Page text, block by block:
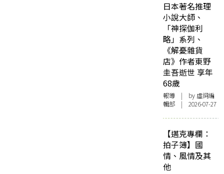
日本著名推理
小說大師、
「神探伽利
略」系列、
《解憂雜貨
店》作者東野
圭吾逝世 享年
68歲
報導 | by 虛詞編
輯部 | 2026-07-27
【邁克專欄：
拍子簿】國
情、風情及其
他